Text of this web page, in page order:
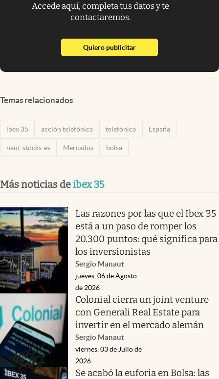
Accede aquí, completa tus datos y te
contactaremos.
Quiero publicitarabre en nueva pestaña
Temas relacionados
ibex 35 acción telefónica telefónica España
naut-stocks-es Mercados bolsa
Más noticias deibex 35
Las razones por las que el Ibex 35
está a un paso de romper los
20.300 puntos: qué significa para
los inversionistas
Sergio Manaut
jueves, 06 de Agosto
de 2026
Colonial cierra un joint venture
con Generali Real Estate para
invertir en el mercado alemán
Sergio Manaut
viernes, 03 de Julio de
2026
Se acabó la euforia en Bolsa: las